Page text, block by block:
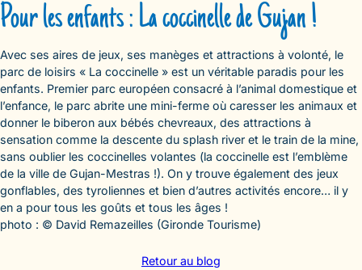
Pour les enfants : La coccinelle de Gujan !
Avec ses aires de jeux, ses manèges et attractions à volonté, le
parc de loisirs « La coccinelle » est un véritable paradis pour les
enfants. Premier parc européen consacré à l’animal domestique et
l’enfance, le parc abrite une mini-ferme où caresser les animaux et
donner le biberon aux bébés chevreaux, des attractions à
sensation comme la descente du splash river et le train de la mine,
sans oublier les coccinelles volantes (la coccinelle est l’emblème
de la ville de Gujan-Mestras !). On y trouve également des jeux
gonflables, des tyroliennes et bien d’autres activités encore… il y
en a pour tous les goûts et tous les âges !
photo : © David Remazeilles (Gironde Tourisme)
Retour au blog